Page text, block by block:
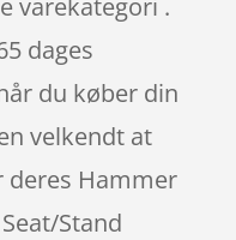
dages
du køber din
velkendt at
deres Hammer
Stand